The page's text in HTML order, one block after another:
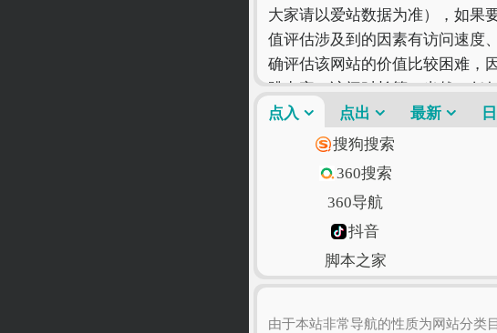
大家请以爱站数据为准），如果
值评估涉及到的因素有访问速度
确评估该网站的价值比较困难，
跳出率、访问时长等！当然，任
为只有符合您自己的网站才是最
点入 点出 最新
搜狗搜索
360搜索
360导航
抖音
脚本之家
语文迷
由于本站非常导航的性质为网站分类